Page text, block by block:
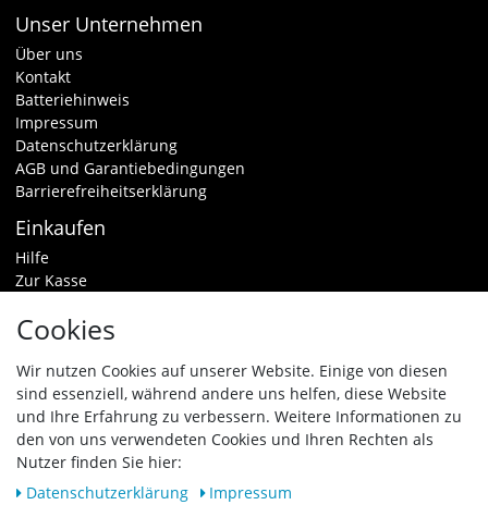
Unser Unternehmen
Über uns
Kontakt
Batteriehinweis
Impressum
Datenschutzerklärung
AGB und Garantiebedingungen
Barrierefreiheitserklärung
Einkaufen
Hilfe
Zur Kasse
Zahlungsarten & Versand
Vertrag widerrufen
Zahlungsarten
Cookies
Wir nutzen Cookies auf unserer Website. Einige von diesen
sind essenziell, während andere uns helfen, diese Website
und Ihre Erfahrung zu verbessern. Weitere Informationen zu
den von uns verwendeten Cookies und Ihren Rechten als
Nutzer finden Sie hier:
Daten­schutz­erklärung
Impressum